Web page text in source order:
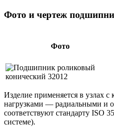
Фото и чертеж
Фото
Изделие применяется в узлах
нагрузками — радиальными и
соответствуют стандарту ISO
системе).